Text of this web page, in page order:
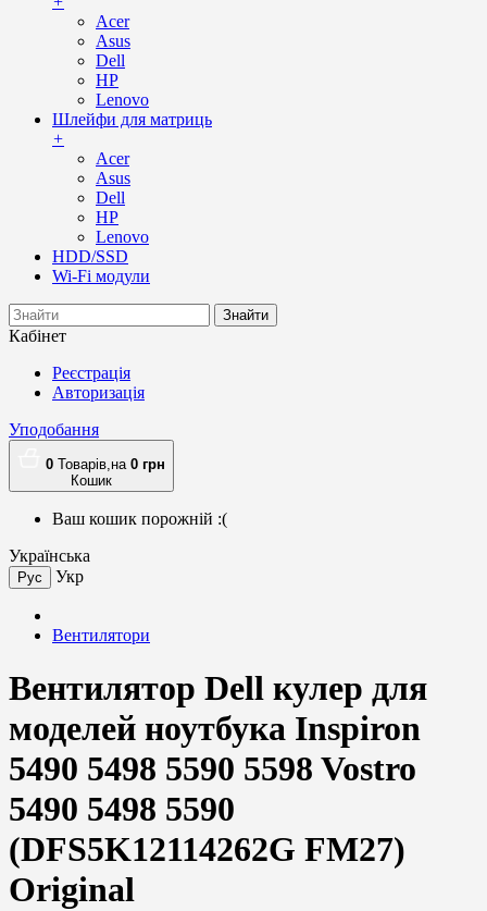
Acer
Asus
Dell
HP
Lenovo
Шлейфи для матриць
+
Acer
Asus
Dell
HP
Lenovo
HDD/SSD
Wi-Fi модули
Знайти
Кабінет
Реєстрація
Авторизація
Уподобання
0 Товарів,на 0 грн
Кошик
Ваш кошик порожній :(
Українська
Рус Укр
Вентилятори
Вентилятор Dell кулер для
моделей ноутбука Inspiron
5490 5498 5590 5598 Vostro
5490 5498 5590
(DFS5K12114262G FM27)
Original